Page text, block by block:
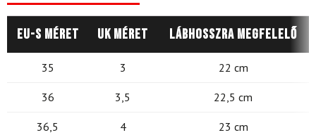
EU-s méret UK méret Lábhosszra megfelelő
35 3 22 cm
36 3,5 22,5 cm
36,5 4 23 cm